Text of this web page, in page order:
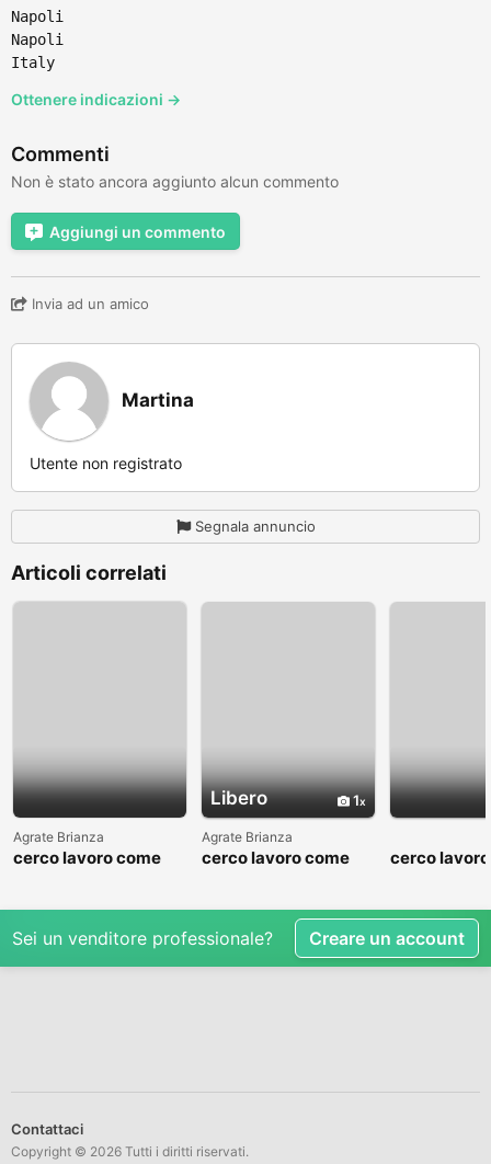
Napoli
Napoli
Italy
Ottenere indicazioni →
Commenti
Non è stato ancora aggiunto alcun commento
Aggiungi un commento
Invia ad un amico
Martina
Utente non registrato
Segnala annuncio
Articoli correlati
Agrate Brianza
cerco lavoro come
Libero 1
Agrate Brianza
cerco lavoro come
cerco
Sei un venditore professionale? Creare un account
Contattaci
Copyright © 2026 Tutti i diritti riservati.